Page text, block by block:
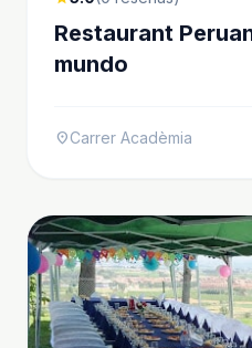
Restaurant
mundo
location_onCarrer Acadèmia